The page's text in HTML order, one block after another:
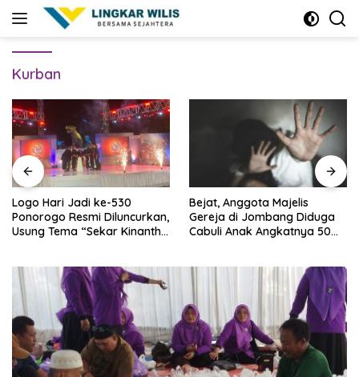
Kurban
Logo Hari Jadi ke-530
Ponorogo Resmi Diluncurkan,
Usung Tema “Sekar Kinanthi,
Bejat, Anggota Majelis
Gereja di Jombang Diduga
Cabuli Anak Angkatnya 50